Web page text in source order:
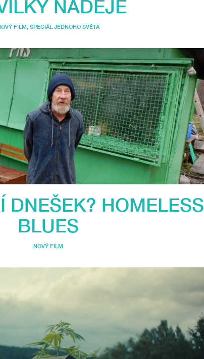
NADĚJE
FILM, SPECIÁL JEDNOHO SVĚTA
DNEŠEK? HOMELESS
BLUES
NOVÝ FILM